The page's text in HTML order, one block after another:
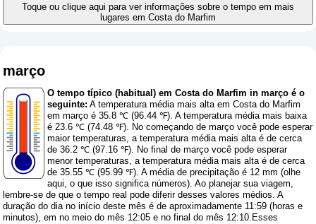
Toque ou clique aqui para ver informações sobre o tempo em mais
lugares em Costa do Marfim
março
O tempo típico (habitual) em Costa do Marfim in março é o
seguinte: A temperatura média mais alta em Costa do Marfim
em março é 35.8 ℃ (96.44 ℉). A temperatura média mais baixa
é 23.6 ℃ (74.48 ℉). No começando de março você pode esperar
maior temperaturas, a temperatura média mais alta é de cerca
de 36.2 ℃ (97.16 ℉). No final de março você pode esperar
menor temperaturas, a temperatura média mais alta é de cerca
de 35.55 ℃ (95.99 ℉). A média de precipitação é 12 mm (olhe
aqui, o que isso significa números). Ao planejar sua viagem,
lembre-se de que o tempo real pode diferir desses valores médios. A
duração do dia no início deste mês é de aproximadamente 11:59 (horas e
minutos), em no meio do mês 12:05 e no final do mês 12:10.Esses